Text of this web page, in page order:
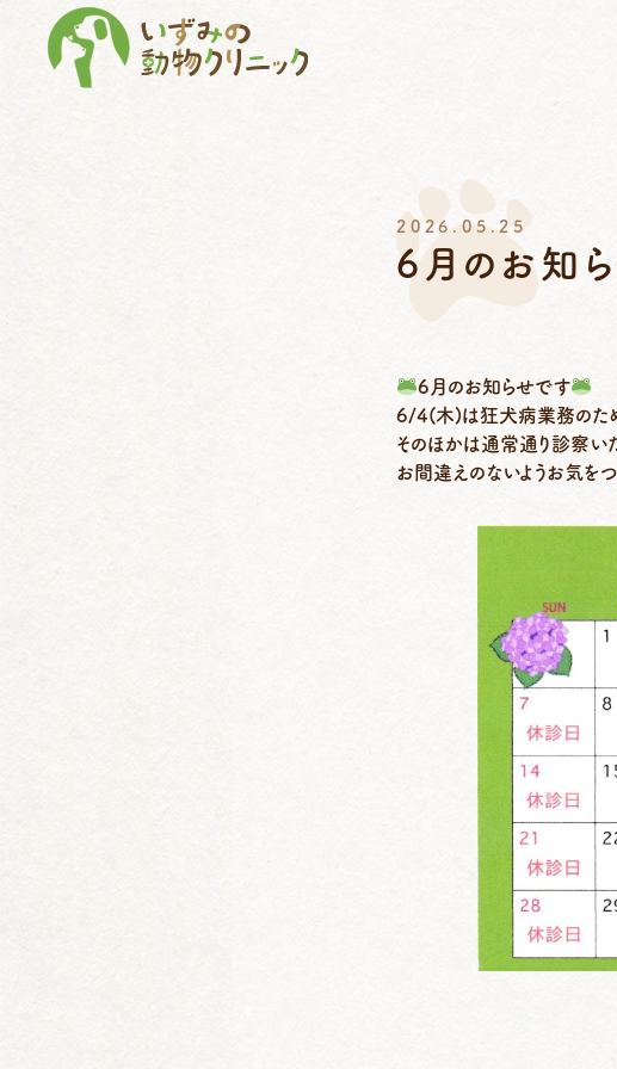
2026.05.25
6月のお知
6月のお知らせです
6/4(木)は狂犬病業務のた
そのほかは通常通り診察いた
お間違えのないようお気をつ